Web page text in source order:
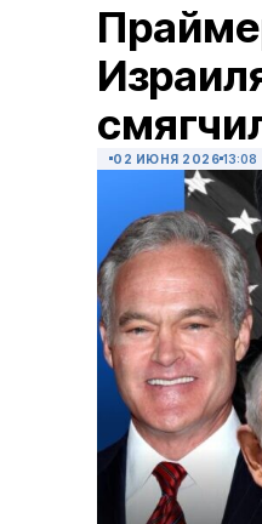
02 ИЮНЯ 2026 13:08